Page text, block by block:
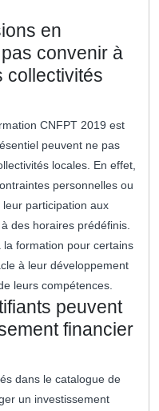
en
convenir à
collectivités
CNFPT 2019 est
peuvent ne pas
locales. En effet,
personnelles ou
participation aux
des horaires prédéfinis.
la formation pour certains
à leur développement
leurs compétences.
peuvent
financier
dans le catalogue de
un investissement